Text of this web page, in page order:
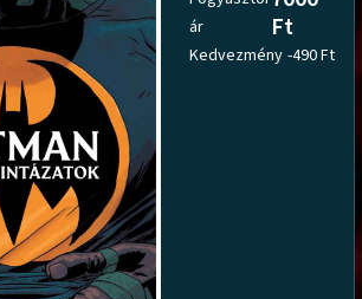
ár
Ft
Kedvezmény -490 Ft